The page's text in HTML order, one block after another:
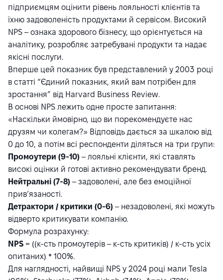
підприємцям оцінити рівень лояльності клієнтів та
їхню задоволеність продуктами й сервісом. Високий
NPS – ознака здорового бізнесу, що орієнтується на
аналітику, розробляє затребувані продукти та надає
якісні послуги.
Вперше цей показник був представлений у 2003 році
в статті “Єдиний показник, який вам потрібен для
зростання” від Harvard Business Review.
В основі NPS лежить одне просте запитання:
«Наскільки ймовірно, що ви порекомендуєте нас
друзям чи колегам?» Відповідь дається за шкалою від
0 до 10, а потім всі респонденти діляться на три групи:
Промоутери (9-10) – лояльні клієнти, які ставлять
високі оцінки й готові активно рекомендувати бренд.
Нейтральні (7-8) – задоволені, але без емоційної
прив’язаності.
Детрактори / критики (0-6) – незадоволені, які можуть
відверто критикувати компанію.
Формула розрахунку:
NPS = ((к-сть промоутерів – к-сть критиків) / к-сть усіх
опитаних) * 100%.
Для наглядності, найвищі NPS у 2024 році мали Tesla